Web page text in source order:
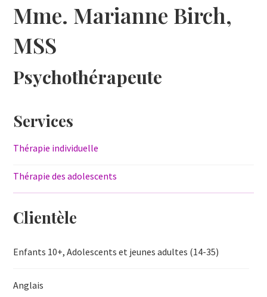
Mme. Marianne Birch,
MSS
Psychothérapeute
Services
Thérapie individuelle
Thérapie des adolescents
Clientèle
Enfants 10+, Adolescents et jeunes adultes (14-35)
Anglais